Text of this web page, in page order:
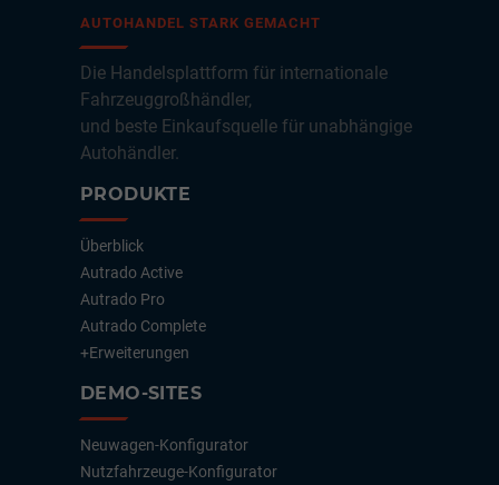
AUTOHANDEL STARK GEMACHT
Die Handelsplattform für internationale
Fahrzeuggroßhändler,
und beste Einkaufsquelle für unabhängige
Autohändler.
PRODUKTE
Überblick
Autrado Active
Autrado Pro
Autrado Complete
+Erweiterungen
DEMO-SITES
Neuwagen-Konfigurator
Nutzfahrzeuge-Konfigurator